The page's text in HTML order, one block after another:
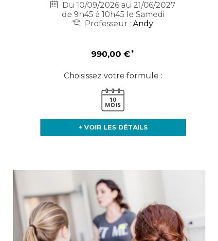
Du 10/09/2026 au 21/06/2027
de 9h45 à 10h45 le Samedi
Professeur :Andy
990,00 €
Choisissez votre formule :
+ VOIR LES DÉTAILS